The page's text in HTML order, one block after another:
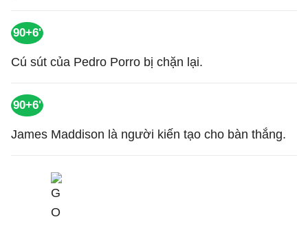
90+6'
Cú sút của Pedro Porro bị chặn lại.
90+6'
James Maddison là người kiến tạo cho bàn thắng.